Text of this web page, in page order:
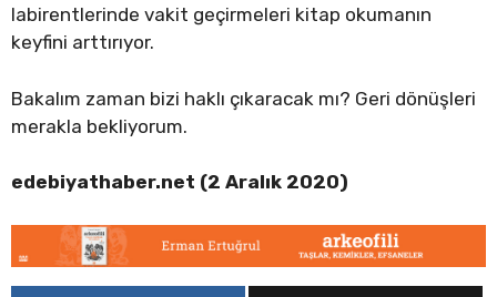
labirentlerinde vakit geçirmeleri kitap okumanın
keyfini arttırıyor.
Bakalım zaman bizi haklı çıkaracak mı? Geri dönüşleri
merakla bekliyorum.
edebiyathaber.net (2 Aralık 2020)